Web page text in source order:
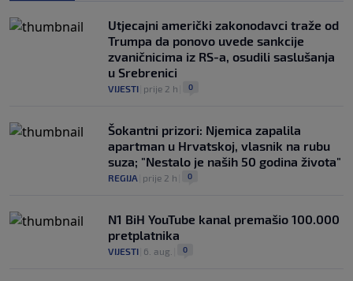
Utjecajni američki zakonodavci traže od
Trumpa da ponovo uvede sankcije
zvaničnicima iz RS-a, osudili saslušanja
u Srebrenici
VIJESTI prije 2 h 0
Šokantni prizori: Njemica zapalila
apartman u Hrvatskoj, vlasnik na rubu
suza; "Nestalo je naših 50 godina života"
REGIJA prije 2 h 0
N1 BiH YouTube kanal premašio 100.000
pretplatnika
VIJESTI 6. aug. 0